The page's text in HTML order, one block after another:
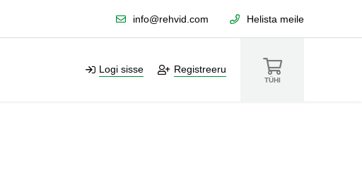
info@rehvid.com Helista meile
Logi sisse Registreeru
TÜHI